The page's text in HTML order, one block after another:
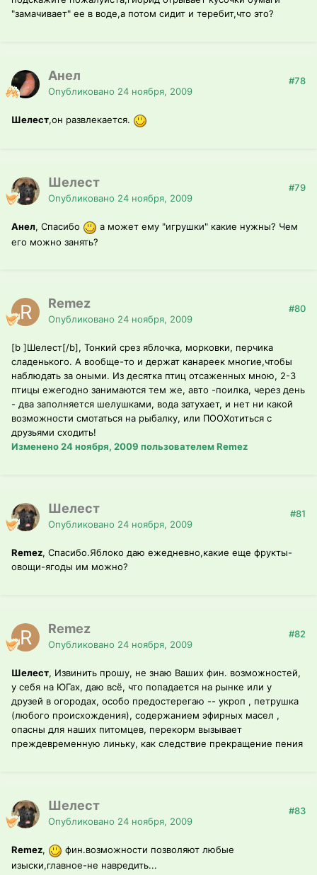
"замачивает" ее в воде,а потом сидит и теребит,что это?
Анел
Опубликовано 24 ноября, 2009
#78
Шелест,он развлекается.
Шелест
Опубликовано 24 ноября, 2009
#79
Анел, Спасибо
а может ему "игрушки" какие нужны? Чем
его можно занять?
Remez
Опубликовано 24 ноября, 2009
#80
[b ]Шелест[/b], Тонкий срез яблочка, морковки, перчика
сладенького. А вообще-то и держат канареек многие,чтобы
наблюдать за оными. Из десятка птиц отсаженных мною, 2-3
птицы ежегодно занимаются тем же, авто -поилка, через день
- два заполняется шелушками, вода затухает, и нет ни какой
возможности смотаться на рыбалку, или ПООХотиться с
друзьями сходить!
Изменено24 ноября, 2009 пользователем Remez
Шелест
Опубликовано 24 ноября, 2009
#81
Remez, Спасибо.Яблоко даю ежедневно,какие еще фрукты-
овощи-ягоды им можно?
Remez
Опубликовано 24 ноября, 2009
#82
Шелест, Извинить прошу, не знаю Ваших фин. возможностей,
у себя на ЮГах, даю всё, что попадается на рынке или у
друзей в огородах, особо предостерегаю -- укроп , петрушка
(любого происхождения), содержанием эфирных масел ,
опасны для наших питомцев, перекорм вызывает
преждевременную линьку, как следствие прекращение пения
Шелест
Опубликовано 24 ноября, 2009
#83
Remez,
фин.возможности позволяют любые
изыски,главное-не навредить...